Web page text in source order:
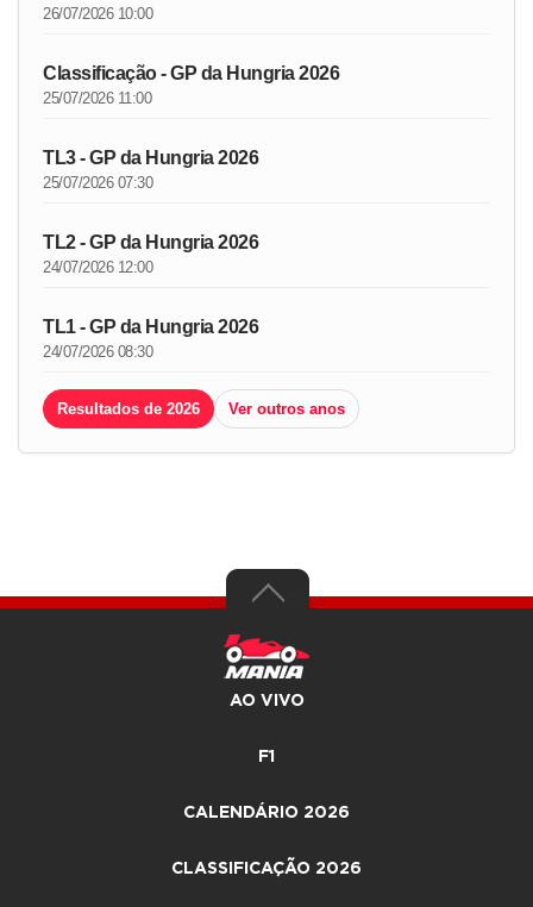
26/07/2026 10:00
Classificação - GP da Hungria 2026
25/07/2026 11:00
TL3 - GP da Hungria 2026
25/07/2026 07:30
TL2 - GP da Hungria 2026
24/07/2026 12:00
TL1 - GP da Hungria 2026
24/07/2026 08:30
Resultados de 2026 Ver outros anos
AO VIVO
F1
CALENDÁRIO 2026
CLASSIFICAÇÃO 2026